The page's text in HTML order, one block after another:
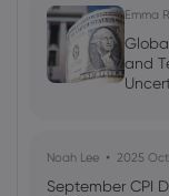
Emma
and
Noah Lee 2025
September CPI